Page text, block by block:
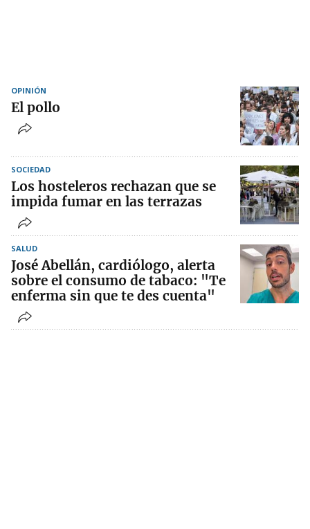
OPINIÓN
El pollo
SOCIEDAD
Los hosteleros rechazan que se
impida fumar en las terrazas
SALUD
José Abellán, cardiólogo, alerta
sobre el consumo de tabaco: "Te
enferma sin que te des cuenta"